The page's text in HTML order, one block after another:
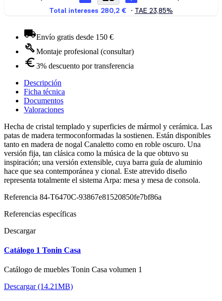
Envío gratis desde 150 €
Montaje profesional (consultar)
3% descuento por transferencia
Descripción
Ficha técnica
Documentos
Valoraciones
Hecha de cristal templado y superficies de mármol y cerámica. Las
patas de madera termoconformadas la sostienen. Están disponibles
tanto en madera de nogal Canaletto como en roble oscuro. Una
versión fija, tan clásica como la música de la que obtuvo su
inspiración; una versión extensible, cuya barra guía de aluminio
hace que sea contemporánea y cional. Este atrevido diseño
representa totalmente el sistema Arpa: mesa y mesa de consola.
Referencia 84-T6470C-93867e81520850fe7bf86a
Referencias específicas
Descargar
Catálogo 1 Tonin Casa
Catálogo de muebles Tonin Casa volumen 1
Descargar (14.21MB)